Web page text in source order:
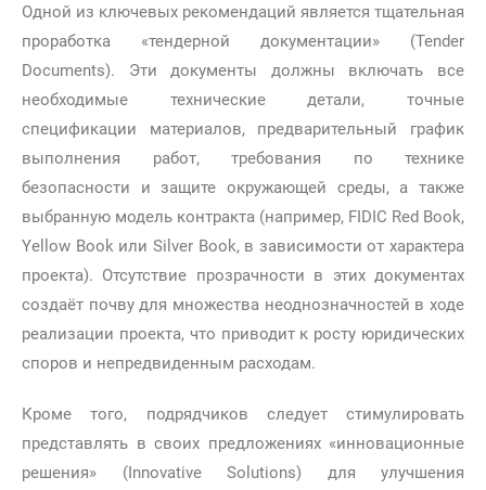
Одной из ключевых рекомендаций является тщательная
проработка «тендерной документации» (Tender
Documents). Эти документы должны включать все
необходимые технические детали, точные
спецификации материалов, предварительный график
выполнения работ, требования по технике
безопасности и защите окружающей среды, а также
выбранную модель контракта (например, FIDIC Red Book,
Yellow Book или Silver Book, в зависимости от характера
проекта). Отсутствие прозрачности в этих документах
создаёт почву для множества неоднозначностей в ходе
реализации проекта, что приводит к росту юридических
споров и непредвиденным расходам.
Кроме того, подрядчиков следует стимулировать
представлять в своих предложениях «инновационные
решения» (Innovative Solutions) для улучшения